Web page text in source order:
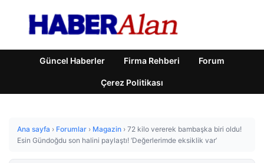
Güncel Haberler Firma Rehberi Forum
Çerez Politikası
Ana sayfa › Forumlar › Magazin › 72 kilo vererek bambaşka biri oldu!
Esin Gündoğdu son halini paylaştı! ‘Değerlerimde eksiklik var’